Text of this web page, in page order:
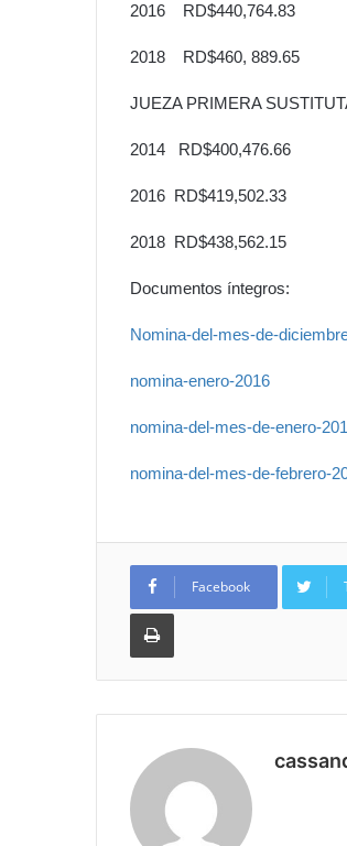
2016 RD$440,764.83
2018 RD$460, 889.65
JUEZA PRIMERA
2014 RD$400,476.66
2016 RD$419,502.33
2018 RD$438,562.15
Documentos íntegros:
Nomina-del-mes-de-
nomina-enero-2016
nomina-del-mes-de-enero-
nomina-del-mes-de-febrero-
Facebook
Imprimir